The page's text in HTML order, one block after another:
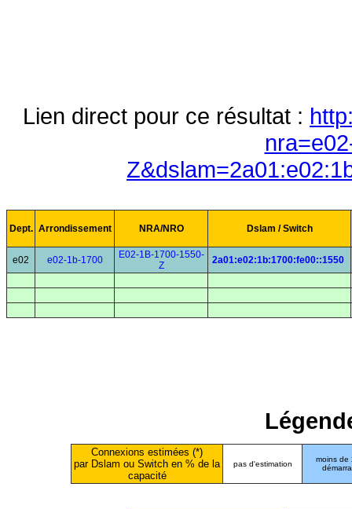
Lien direct pour ce résultat :
Dept. Arrondissement NRA/NRO Dslam / Switch
e02 e02-1b-1700
E02-1B-1700-1550-
Z
2a01:e02:1b:1700:fe00::1550
Connexions estimées (*)
par Dslam ou Switch en % de la
capacité
pas d'estimation
moins de